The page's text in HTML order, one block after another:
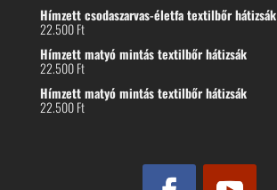
Hímzett csodaszarvas-életfa textilbőr hátizsák
22.500Ft
Hímzett matyó mintás textilbőr hátizsák
22.500Ft
Hímzett matyó mintás textilbőr hátizsák
22.500Ft